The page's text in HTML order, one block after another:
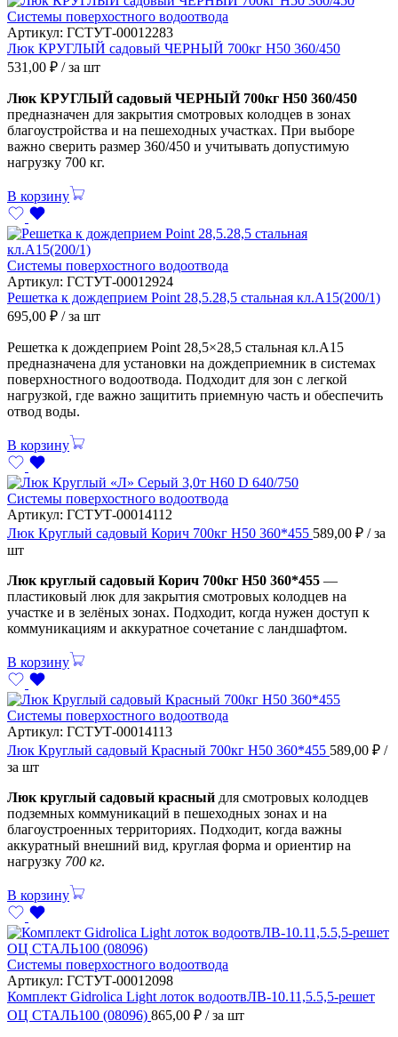
Системы поверхостного водоотвода
Артикул: ГСТУТ-00012283
Люк КРУГЛЫЙ садовый ЧЕРНЫЙ 700кг Н50 360/450
531,00 ₽ / за шт
Люк КРУГЛЫЙ садовый ЧЕРНЫЙ 700кг Н50 360/450
предназначен для закрытия смотровых колодцев в зонах
благоустройства и на пешеходных участках. При выборе
важно сверить размер 360/450 и учитывать допустимую
нагрузку 700 кг.
В корзину
Системы поверхостного водоотвода
Артикул: ГСТУТ-00012924
Решетка к дождеприем Point 28,5.28,5 стальная кл.А15(200/1)
695,00 ₽ / за шт
Решетка к дождеприем Point 28,5×28,5 стальная кл.А15
предназначена для установки на дождеприемник в системах
поверхностного водоотвода. Подходит для зон с легкой
нагрузкой, где важно защитить приемную часть и обеспечить
отвод воды.
В корзину
Системы поверхостного водоотвода
Артикул: ГСТУТ-00014112
Люк Круглый садовый Корич 700кг Н50 360*455 589,00 ₽ / за
шт
Люк круглый садовый Корич 700кг Н50 360*455 —
пластиковый люк для закрытия смотровых колодцев на
участке и в зелёных зонах. Подходит, когда нужен доступ к
коммуникациям и аккуратное сочетание с ландшафтом.
В корзину
Системы поверхостного водоотвода
Артикул: ГСТУТ-00014113
Люк Круглый садовый Красный 700кг Н50 360*455 589,00 ₽ /
за шт
Люк круглый садовый красный для смотровых колодцев
подземных коммуникаций в пешеходных зонах и на
благоустроенных территориях. Подходит, когда важны
аккуратный внешний вид, круглая форма и ориентир на
нагрузку 700 кг.
В корзину
Системы поверхостного водоотвода
Артикул: ГСТУТ-00012098
Комплект Gidrolica Light лоток водоотвЛВ-10.11,5.5,5-решет
ОЦ СТАЛЬ100 (08096) 865,00 ₽ / за шт